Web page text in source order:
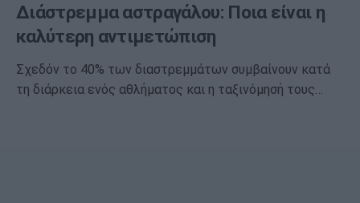
Διάστρεμμα αστραγάλου: Ποια είναι η
καλύτερη αντιμετώπιση
Σχεδόν το 40% των διαστρεμμάτων συμβαίνουν κατά
τη διάρκεια ενός αθλήματος και η ταξινόμησή τους…